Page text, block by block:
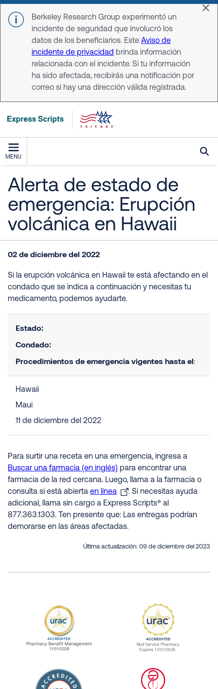
Skip to main content
Berkeley Research Group experimentó un
incidente de seguridad que involucró los
datos de los beneficiarios. Este Aviso de
incidente de privacidad brinda información
relacionada con el incidente. Si tu información
ha sido afectada, recibirás una notificación por
correo si hay una dirección válida registrada.
MENU
Alerta de estado de
emergencia: Erupción
volcánica en Hawaii
02 de diciembre del 2022
Si la erupción volcánica en Hawaii te está afectando en el
condado que se indica a continuación y necesitas tu
medicamento, podemos ayudarte.
Estado:
Condado:
Procedimientos de emergencia vigentes hasta el:
Hawaii
Maui
11 de diciembre del 2022
Para surtir una receta en una emergencia, ingresa a
Buscar una farmacia (en inglés) para encontrar una
farmacia de la red cercana. Luego, llama a la farmacia o
consulta si está abierta en línea
. Si necesitas ayuda
adicional, llama sin cargo a Express Scripts® al
877.363.1303. Ten presente que: Las entregas podrían
demorarse en las áreas afectadas.
Última actualización: 09 de diciembre del 2023
URAC Accredited Pharmacy Benefit
URAC